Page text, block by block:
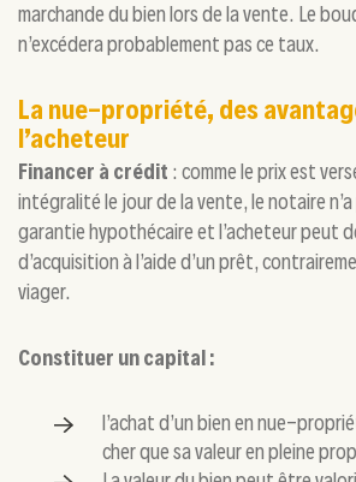
marchande du bien lors de la vente. Le
n’excédera probablement pas ce taux.
La nue-propriété, des
l’acheteur
Financer à crédit : comme le prix est
intégralité le jour de la vente, le notaire
garantie hypothécaire et l’acheteur peut
d’acquisition à l’aide d’un prêt,
viager.
Constituer un capital :
l’achat d’un bien en nue-
cher que sa valeur en pleine